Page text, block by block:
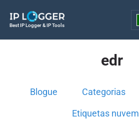
Best IP Logger & IP Tools
edr
Blogue Categorias
Etiquetas nuvem